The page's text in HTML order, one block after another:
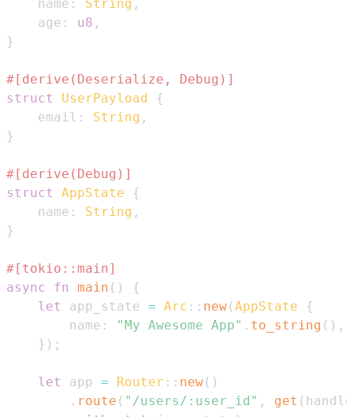
    name
: String ,
    age
: u8 ,
}
#[derive(Deserialize, Debug)]
struct
UserPayload
{
    email
: String ,
}
#[derive(Debug)]
struct
AppState
{
    name
: String ,
}
#[tokio::main]
async
fn main ( )
{
let
app_state = Arc :: new(AppState
{
        name
: "My Awesome App" . to_string ( ) ,
} ) ;
let app = Router :: new( )
. route ( "/users/:user_id" , get (